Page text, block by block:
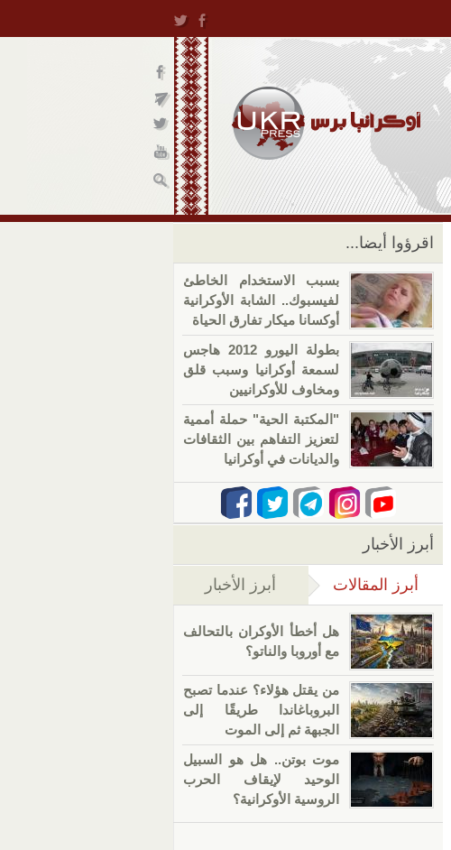
اقرؤوا أيضا...
بسبب الاستخدام الخاطئ
لفيسبوك.. الشابة الأوكرانية
أوكسانا ميكار تفارق الحياة
بطولة اليورو 2012 هاجس
لسمعة أوكرانيا وسبب قلق
ومخاوف للأوكرانيين
"المكتبة الحية" حملة أممية
لتعزيز التفاهم بين الثقافات
والديانات في أوكرانيا
أبرز الأخبار
أبرز المقالات (علامة التبويب النشطة)
أبرز الأخبار
هل أخطأ الأوكران بالتحالف
مع أوروبا والناتو؟
من يقتل هؤلاء؟ عندما تصبح
البروباغاندا طريقًا إلى
الجبهة ثم إلى الموت
موت بوتن.. هل هو السبيل
الوحيد لإيقاف الحرب
الروسية الأوكرانية؟